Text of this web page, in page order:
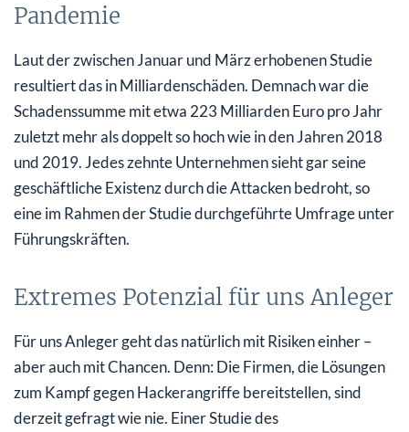
Pandemie
Laut der zwischen Januar und März erhobenen Studie
resultiert das in Milliardenschäden. Demnach war die
Schadenssumme mit etwa 223 Milliarden Euro pro Jahr
zuletzt mehr als doppelt so hoch wie in den Jahren 2018
und 2019. Jedes zehnte Unternehmen sieht gar seine
geschäftliche Existenz durch die Attacken bedroht, so
eine im Rahmen der Studie durchgeführte Umfrage unter
Führungskräften.
Extremes Potenzial für uns Anleger
Für uns Anleger geht das natürlich mit Risiken einher –
aber auch mit Chancen. Denn: Die Firmen, die Lösungen
zum Kampf gegen Hackerangriffe bereitstellen, sind
derzeit gefragt wie nie. Einer Studie des